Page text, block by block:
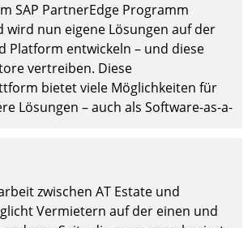
SAP PartnerEdge Programm
wird nun eigene Lösungen auf der
Platform entwickeln – und diese
vertreiben. Diese
bietet viele Möglichkeiten für
Lösungen – auch als Software-as-a-
zwischen AT Estate und
Vermietern auf der einen und